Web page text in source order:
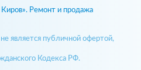
Ремонт и продажа
является публичной офертой,
Кодекса РФ.